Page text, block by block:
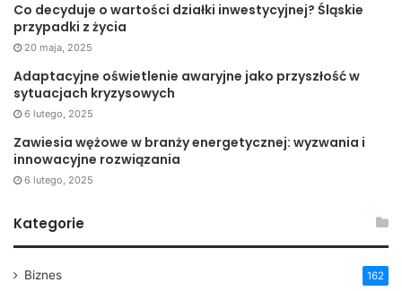
Co decyduje o wartości działki inwestycyjnej? Śląskie
przypadki z życia
20 maja, 2025
Adaptacyjne oświetlenie awaryjne jako przyszłość w
sytuacjach kryzysowych
6 lutego, 2025
Zawiesia wężowe w branży energetycznej: wyzwania i
innowacyjne rozwiązania
6 lutego, 2025
Kategorie
Biznes 162